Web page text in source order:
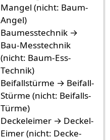
Mangel (nicht: Baum-
Angel)
Baumesstechnik →
Bau-Messtechnik
(nicht: Baum-Ess-
Technik)
Beifallstürme → Beifall-
Stürme (nicht: Beifalls-
Türme)
Deckeleimer → Deckel-
Eimer (nicht: Decke-